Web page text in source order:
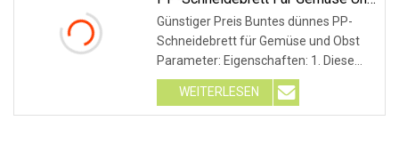
Obst
Günstiger Preis Buntes dünnes PP-
Schneidebrett für Gemüse und Obst
Parameter: Eigenschaften: 1. Diese
Bretter sind nicht
WEITERLESEN